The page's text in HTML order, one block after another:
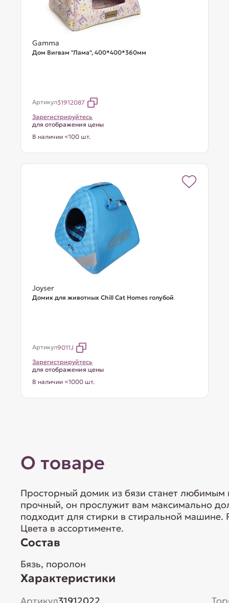
Gamma
Дом Вигвам "Лама", 400*400*360мм
Артикул31912087
Зарегистрируйтесь
для отображения цены
В наличии <100 шт.
Joyser
Домик для животных Chill Cat Homes голубой
Артикул9011J
Зарегистрируйтесь
для отображения цены
В наличии <1000 шт.
О товаре
Просторный домик из бязи станет
прочный, он прослужит вам максимально
подходит для стирки в стиральной
Цвета в ассортименте.
Состав
Бязь, поролон
Характеристики